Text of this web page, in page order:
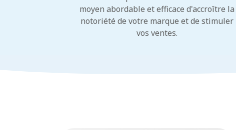
moyen abordable et efficace d'accroître la
notoriété de votre marque et de stimuler
vos ventes.